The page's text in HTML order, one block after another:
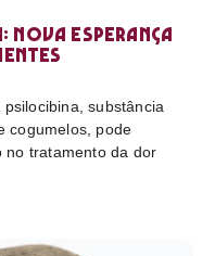
nova esperança
substância
cogumelos, pode
no tratamento da dor